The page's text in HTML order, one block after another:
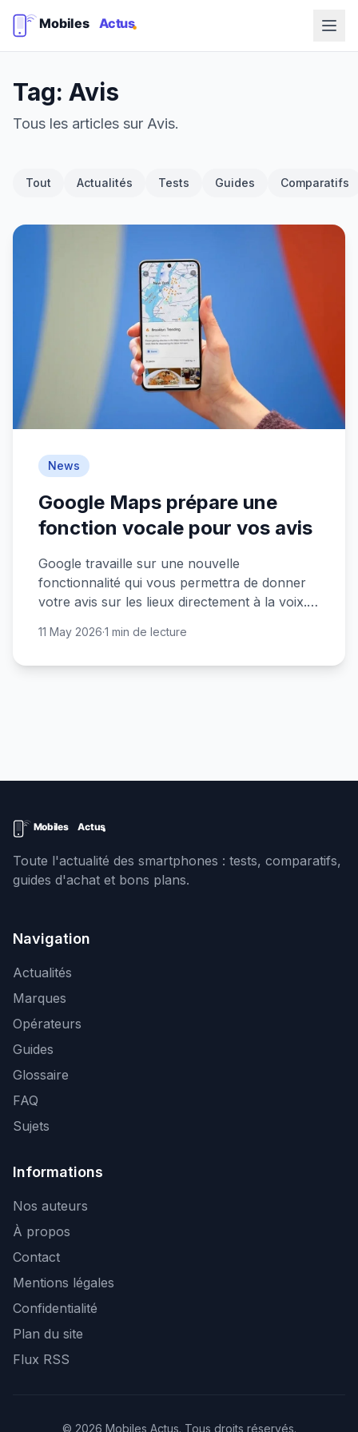
Tag: Avis
Tous les articles sur Avis.
Tout Actualités Tests Guides Comparatifs
News
Google Maps prépare une
fonction vocale pour vos avis
Google travaille sur une nouvelle
fonctionnalité qui vous permettra de donner
votre avis sur les lieux directement à la voix.
11 May 2026·1 min de lecture
Toute l'actualité des smartphones : tests, comparatifs,
guides d'achat et bons plans.
Navigation
Actualités
Marques
Opérateurs
Guides
Glossaire
FAQ
Sujets
Informations
Nos auteurs
À propos
Contact
Mentions légales
Confidentialité
Plan du site
Flux RSS
© 2026 Mobiles Actus. Tous droits réservés.